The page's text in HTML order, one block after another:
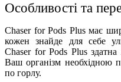
Особливості та
Chaser for Pods Plus має
кожен знайде для себе
Chaser for Pods Plus
Ваш організм необхідною
по горлу.